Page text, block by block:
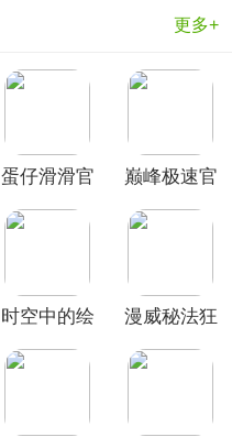
更多+
蛋仔滑滑官
巅峰极速官
时空中的绘
漫威秘法狂